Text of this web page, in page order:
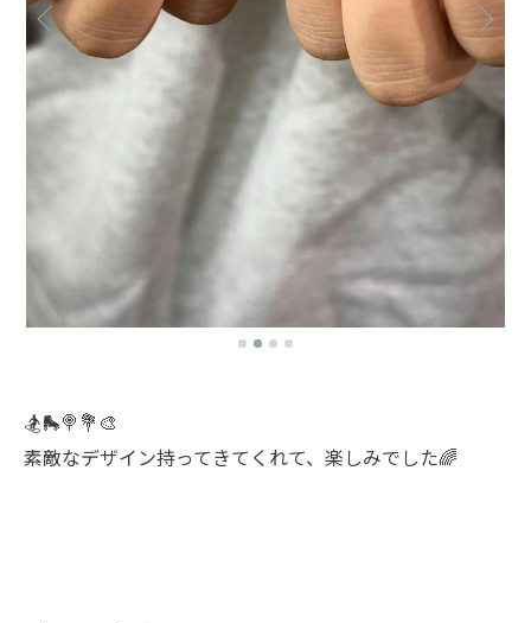
🏂🛼🍭💐🎨
素敵なデザイン持ってきてくれて、楽しみでした🌈